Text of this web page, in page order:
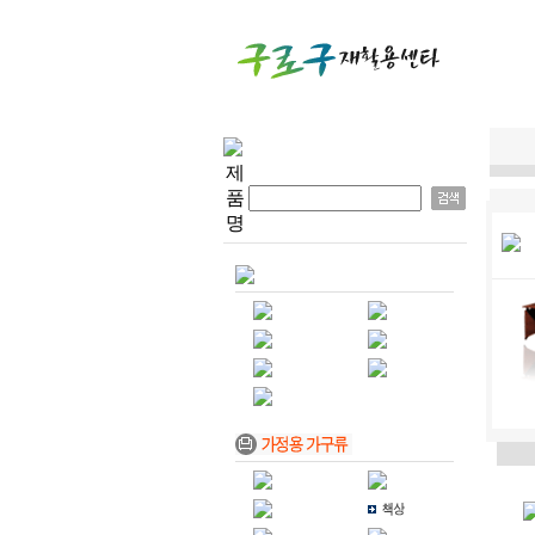
제
품
명